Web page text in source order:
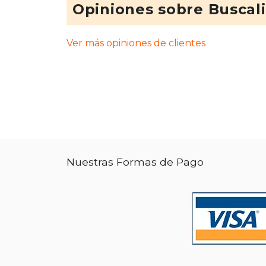
Opiniones sobre
Ver más opiniones de clientes
Nuestras Formas de Pago